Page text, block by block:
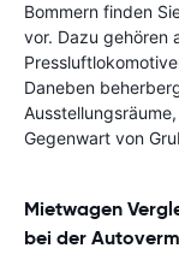
Bommern finden
vor. Dazu gehören
Daneben
Gegenwart von
Mietwagen
bei der